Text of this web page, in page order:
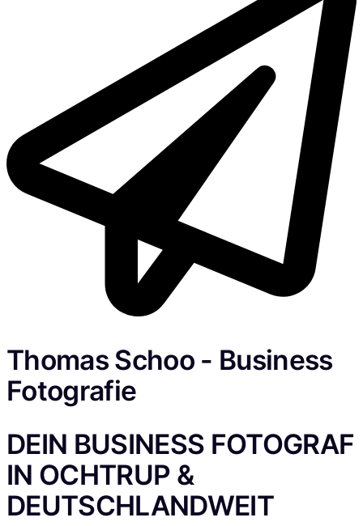
ThomasSchoo - Business
Fotografie
DEIN BUSINESS FOTOGRAF
IN OCHTRUP &
DEUTSCHLANDWEIT